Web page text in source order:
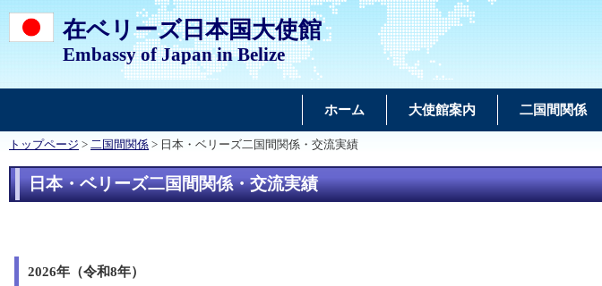
在ベリーズ日本国大使館
Embassy of Japan in Belize
ホーム 大使館案内 二国間関係
トップページ > 二国間関係 > 日本・ベリーズ二国間関係・交流実績
日本・ベリーズ二国間関係・交流実績
2026年（令和8年）